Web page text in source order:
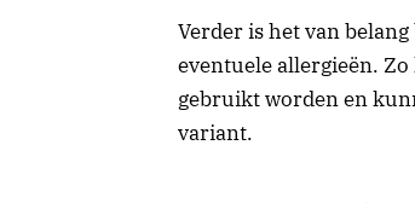
Verder is het van
eventuele allergieën.
gebruikt worden en
variant.